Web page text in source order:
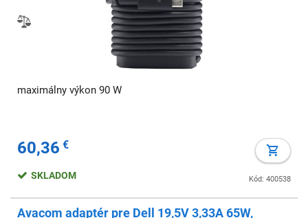
maximálny výkon 90 W
60,36 €
Kód: 400538
SKLADOM
Avacom adaptér pre Dell 19,5V 3,33A 65W,